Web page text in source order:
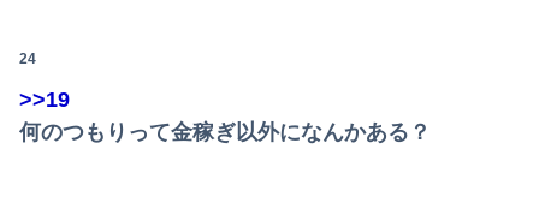
24
>>19
何のつもりって金稼ぎ以外になんかある？